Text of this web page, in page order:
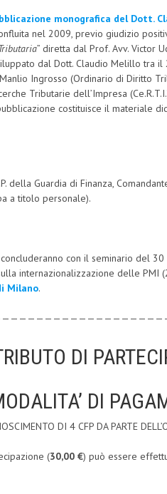
monografica del Dott.
nel 2009, previo giudizio
” diretta dal Prof. Avv. Victor
dal Dott. Claudio Melillo tra
Ingrosso (Ordinario di Diritto
Tributarie dell’Impresa
costituisce il materiale
della Guardia di Finanza,
a titolo personale).
con il seminario del
internazionalizzazione delle PMI
Milano.
DI
DI
DI 4 CFP DA PARTE
(30,00 €) può essere